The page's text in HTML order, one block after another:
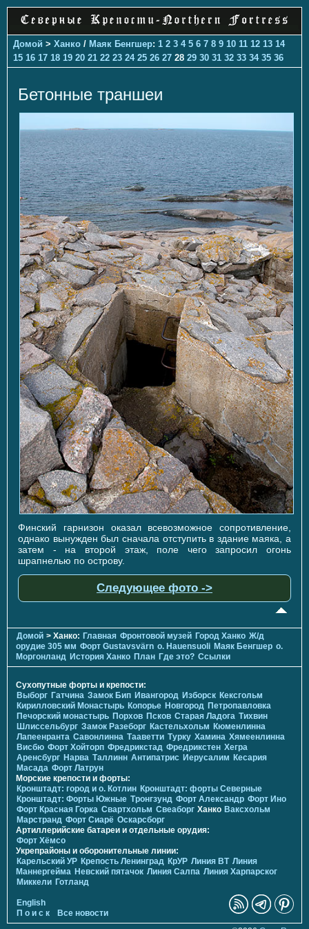
Домой > Ханко / Маяк Бенгшер: 1 2 3 4 5 6 7 8 9 10 11 12 13 14
15 16 17 18 19 20 21 22 23 24 25 26 27 28 29 30 31 32 33 34 35 36
Бетонные траншеи
Финский гарнизон оказал всевозможное сопротивление,
однако вынужден был сначала отступить в здание маяка, а
затем - на второй этаж, поле чего запросил огонь
шрапнелью по острову.
Следующее фото ->
Домой > Ханко: Главная Фронтовой музей Город Ханко Ж/д
орудие 305 мм Форт Gustavsvärn о. Hauensuoli Маяк Бенгшер о.
Моргонланд История Ханко План Где это? Ссылки
Сухопутные форты и крепости:
Выборг Гатчина Замок Бип Ивангород Изборск Кексгольм
Кирилловский Монастырь Копорье Новгород Петропавловка
Печорcкий монастырь Порхов Псков Старая Ладога Тихвин
Шлиссельбург Замок Разеборг Кастельхольм Кюменлинна
Лапеенранта Савонлинна Тааветти Турку Хамина Хямеенлинна
Висбю Форт Хойторп Фредрикстад Фредрикстен Хегра
Аренсбург Нарва Таллинн Антипатрис Иерусалим Кесария
Масада Форт Латрун
Морские крепости и форты:
Кронштадт: город и о. Котлин Кронштадт: форты Северные
Кронштадт: Форты Южные Тронгзунд Форт Александр Форт Ино
Форт Красная Горка Свартхольм Свеаборг Ханко Ваксхольм
Марстранд Форт Сиарё Оскарсборг
Артиллерийские батареи и отдельные орудия:
Форт Хёмсо
Укрепрайоны и оборонительные линии:
Карельский УР Крепость Ленинград КрУР Линия ВТ Линия
Маннергейма Невский пятачок Линия Салпа Линия Харпарског
Миккели Готланд
English
П о и с к
Все новости